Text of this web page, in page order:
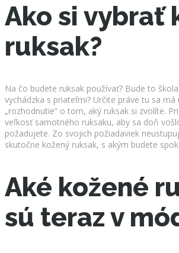
Ako si vybrať
ruksak?
Na čo budete ruksak používať? Bude to
vychádzka s priateľmi? Určite práve tu sa má
„rozhodnutie“ o tom, aký ruksak si zvolíte.
veľkosť samotného ruksaku, aby sa doň
požadujete. Zo svojich požiadaviek
skutočne kožený ruksak, s akým budete
Aké kožené
sú teraz v